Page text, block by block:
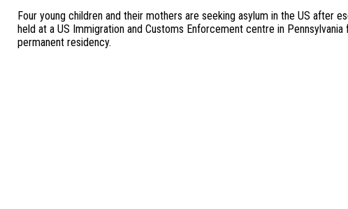
Four young children and their mothers are seeking asylum in the US after
held at a US Immigration and Customs Enforcement centre in
permanent residency.